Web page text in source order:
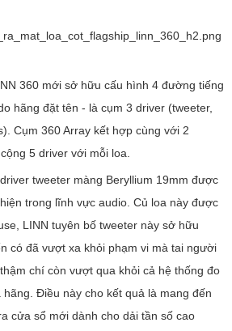
360 mới sở hữu cấu hình 4 đường tiếng
hãng đặt tên - là cụm 3 driver (tweeter,
Cụm 360 Array kết hợp cùng với 2
5 driver với mỗi loa.
tweeter màng Beryllium 19mm được
trong lĩnh vực audio. Củ loa này được
LINN tuyên bố tweeter này sở hữu
có đã vượt xa khỏi phạm vi mà tai người
chí còn vượt qua khỏi cả hệ thống đo
Điều này cho kết quả là mang đến
cửa sổ mới dành cho dải tần số cao